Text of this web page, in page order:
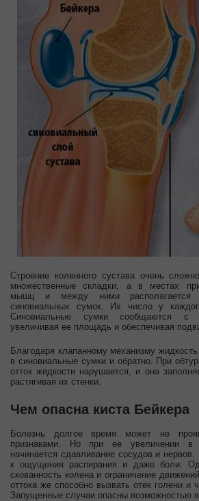
Строение коленного сустава очень
множественные складки, а в местах
мышц и между ними располагается
синовиальных сумок. Их число у
Синовиальные сумки сообщаются с
увеличивая ее площадь и обеспечивая
Благодаря клапанному механизму
в синовиальные сумки и обратно. При
отток жидкости нарушается, и она
растягивая их стенки.
Чем опасна киста Бейкера
Болезнь долгое время может не
признаками. Но при ее увеличении в
начинается сдавливание сосудов и
к ощущения распирания и даже боли.
скованность колена и ограничение
оттока же способно вызвать отек голени и
Запущенные случаи опасны возможностью